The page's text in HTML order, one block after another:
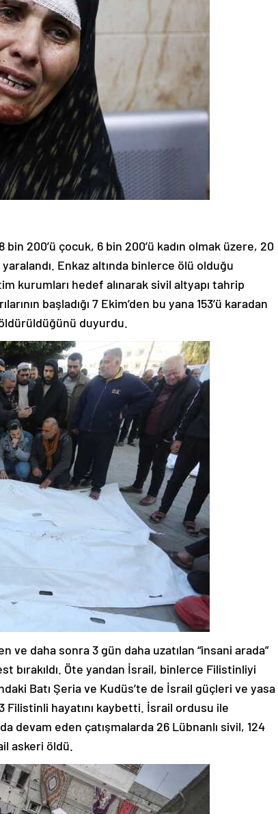
bin 200’ü çocuk, 6 bin 200’ü kadın olmak üzere, 20
Enkaz altında binlerce ölü olduğu
kurumları hedef alınarak sivil altyapı tahrip
başladığı 7 Ekim’den bu yana 153’ü karadan
duyurdu.
ve daha sonra 3 gün daha uzatılan “insani arada”
bırakıldı. Öte yandan İsrail, binlerce Filistinliyi
Batı Şeria ve Kudüs’te de İsrail güçleri ve yasa
Filistinli hayatını kaybetti. İsrail ordusu ile
devam eden çatışmalarda 26 Lübnanlı sivil, 124
askeri öldü.